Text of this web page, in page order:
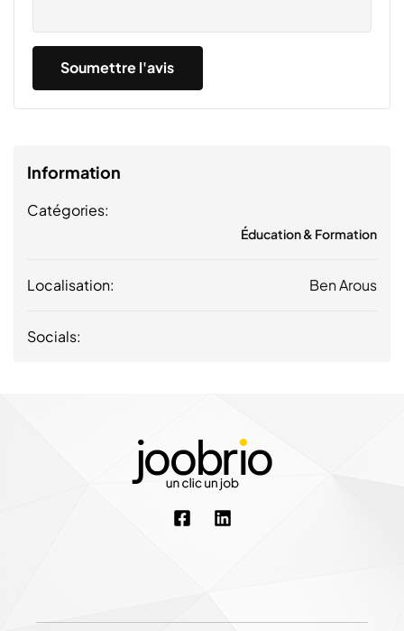
Information
Catégories:
Éducation & Formation
Localisation: Ben Arous
Socials: